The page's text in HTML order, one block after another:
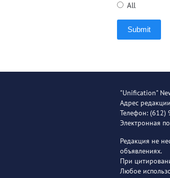
All
Submit
"Unification"
Адрес
Телефон: (612)
Электронная
Редакция не
объявлениях.
При
Любое